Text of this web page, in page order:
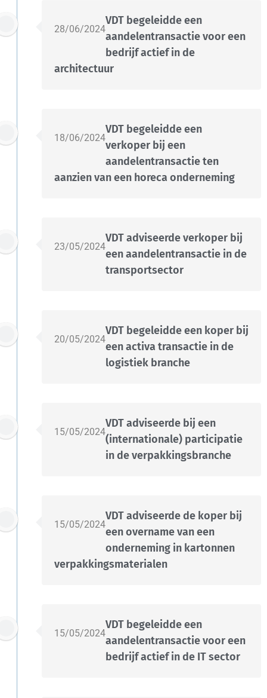
28/06/2024
VDT begeleidde een
aandelentransactie voor een
bedrijf actief in de
architectuur
18/06/2024
VDT begeleidde een
verkoper bij een
aandelentransactie ten
aanzien van een horeca onderneming
23/05/2024
VDT adviseerde verkoper bij
een aandelentransactie in de
transportsector
20/05/2024
VDT begeleidde een koper bij
een activa transactie in de
logistiek branche
15/05/2024
VDT adviseerde bij een
(internationale) participatie
in de verpakkingsbranche
15/05/2024
VDT adviseerde de koper bij
een overname van een
onderneming in kartonnen
verpakkingsmaterialen
15/05/2024
VDT begeleidde een
aandelentransactie voor een
bedrijf actief in de IT sector